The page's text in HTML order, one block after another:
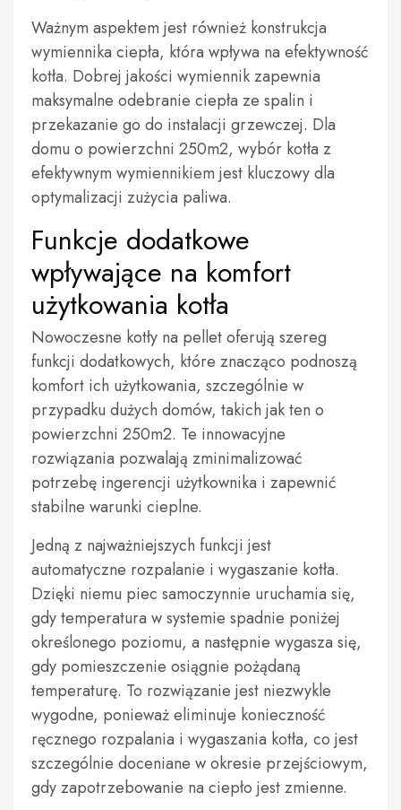
Ważnym aspektem jest również konstrukcja
wymiennika ciepła, która wpływa na efektywność
kotła. Dobrej jakości wymiennik zapewnia
maksymalne odebranie ciepła ze spalin i
przekazanie go do instalacji grzewczej. Dla
domu o powierzchni 250m2, wybór kotła z
efektywnym wymiennikiem jest kluczowy dla
optymalizacji zużycia paliwa.
Funkcje dodatkowe
wpływające na komfort
użytkowania kotła
Nowoczesne kotły na pellet oferują szereg
funkcji dodatkowych, które znacząco podnoszą
komfort ich użytkowania, szczególnie w
przypadku dużych domów, takich jak ten o
powierzchni 250m2. Te innowacyjne
rozwiązania pozwalają zminimalizować
potrzebę ingerencji użytkownika i zapewnić
stabilne warunki cieplne.
Jedną z najważniejszych funkcji jest
automatyczne rozpalanie i wygaszanie kotła.
Dzięki niemu piec samoczynnie uruchamia się,
gdy temperatura w systemie spadnie poniżej
określonego poziomu, a następnie wygasza się,
gdy pomieszczenie osiągnie pożądaną
temperaturę. To rozwiązanie jest niezwykle
wygodne, ponieważ eliminuje konieczność
ręcznego rozpalania i wygaszania kotła, co jest
szczególnie doceniane w okresie przejściowym,
gdy zapotrzebowanie na ciepło jest zmienne.